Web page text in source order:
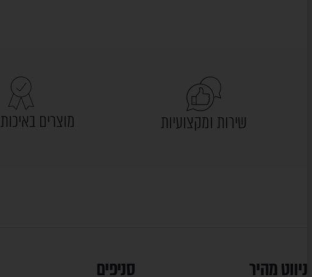
שירות ומקצועיות מוצרים
ניווט מהיר סניפים